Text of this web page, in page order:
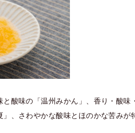
酸味の「温州みかん」、香り・酸
、さわやかな酸味とほのかな苦みが